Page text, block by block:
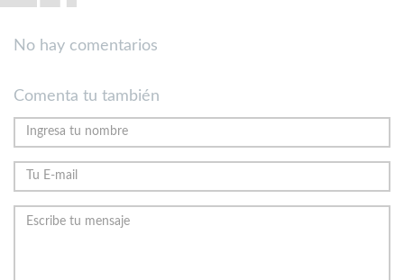
No hay comentarios
Comenta tu también